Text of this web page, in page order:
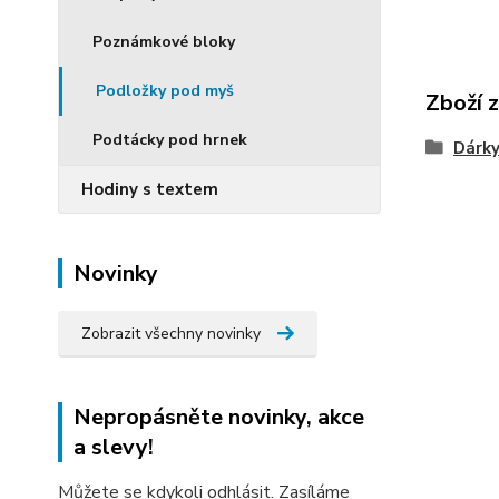
Poznámkové bloky
Podložky pod myš
Podtácky pod hrnek
Hodiny s textem
Novinky
Zobrazit všechny novinky
Nepropásněte novinky, akce
a slevy!
Můžete se kdykoli odhlásit. Zasíláme
Zboží